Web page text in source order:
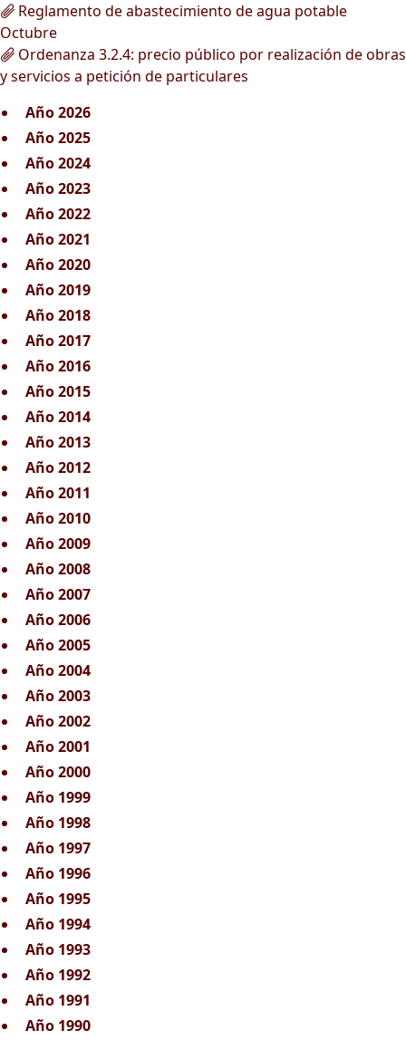
Reglamento de abastecimiento de agua potable
Octubre
Ordenanza 3.2.4: precio público por realización de obras
y servicios a petición de particulares
Año 2026
Año 2025
Año 2024
Año 2023
Año 2022
Año 2021
Año 2020
Año 2019
Año 2018
Año 2017
Año 2016
Año 2015
Año 2014
Año 2013
Año 2012
Año 2011
Año 2010
Año 2009
Año 2008
Año 2007
Año 2006
Año 2005
Año 2004
Año 2003
Año 2002
Año 2001
Año 2000
Año 1999
Año 1998
Año 1997
Año 1996
Año 1995
Año 1994
Año 1993
Año 1992
Año 1991
Año 1990